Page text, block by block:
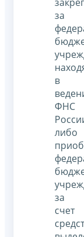
за
в
ФНС
либо
за
счет